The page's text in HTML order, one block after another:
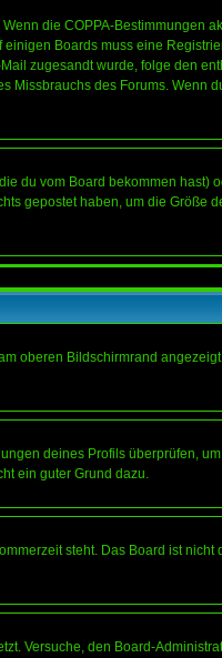
die COPPA-Bestimmungen
Boards muss eine
zugesandt wurde, folge den
Missbrauchs des Forums. Wenn
du vom Board bekommen hast)
gepostet haben, um die Größe
oberen Bildschirmrand
deines Profils überprüfen,
ein guter Grund dazu.
steht. Das Board ist
Versuche, den Board-